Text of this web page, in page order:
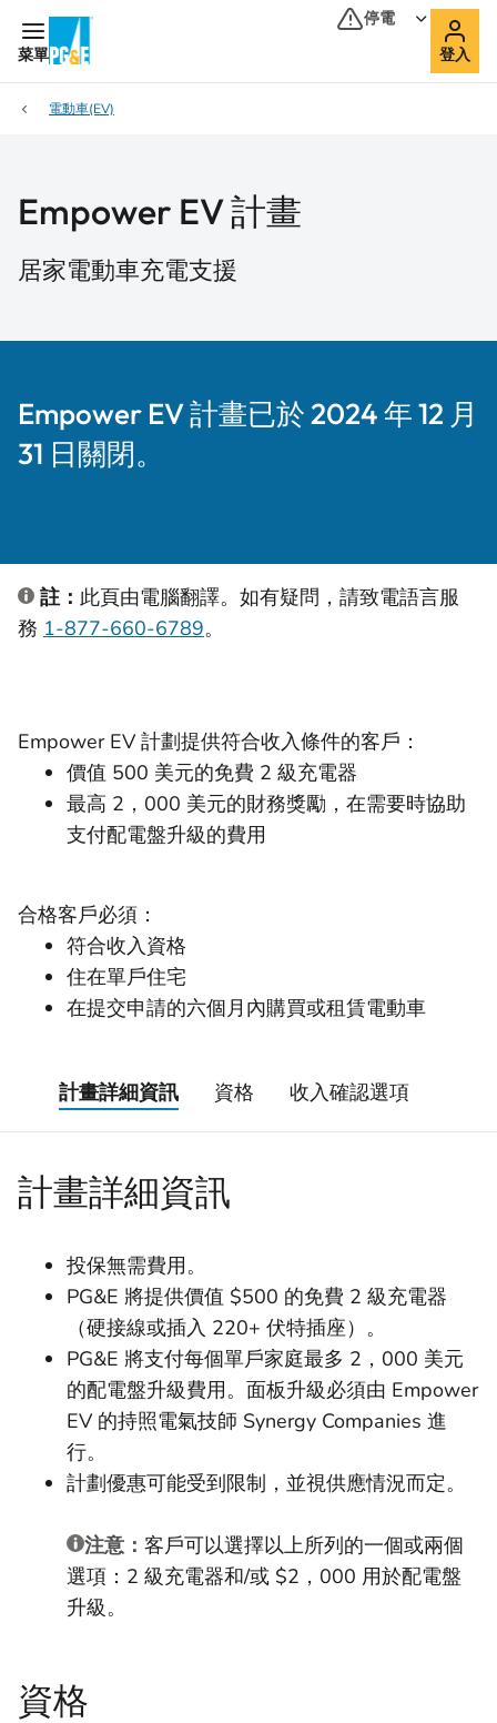
菜單
停電
登入
電動車(EV)
Empower EV 計畫
居家電動車充電支援
Empower EV 計畫已於 2024 年 12 月
31 日關閉。
註： 此頁由電腦翻譯。如有疑問，請致電語言服
務 1-877-660-6789。
Empower EV 計劃提供符合收入條件的客戶：
價值 500 美元的免費 2 級充電器
最高 2，000 美元的財務獎勵，在需要時協助
支付配電盤升級的費用
合格客戶必須：
符合收入資格
住在單戶住宅
在提交申請的六個月內購買或租賃電動車
計畫詳細資訊 資格 收入確認選項
計畫詳細資訊
投保無需費用。
PG&E 將提供價值 $500 的免費 2 級充電器
（硬接線或插入 220+ 伏特插座）。
PG&E 將支付每個單戶家庭最多 2，000 美元
的配電盤升級費用。面板升級必須由 Empower
EV 的持照電氣技師 Synergy Companies 進
行。
計劃優惠可能受到限制，並視供應情況而定。
注意： 客戶可以選擇以上所列的一個或兩個
選項：2 級充電器和/或 $2，000 用於配電盤
升級。
資格